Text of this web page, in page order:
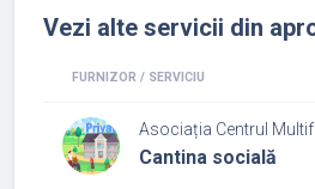
Vezi alte servicii din
FURNIZOR / SERVICIU
Asociația Centrul
Cantina socială